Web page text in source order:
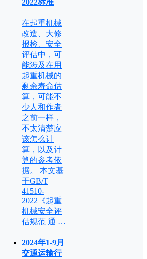
在起重机械
改造、大修
报检、安全
评估中，可
能涉及在用
起重机械的
剩余寿命估
算，可能不
少人和作者
之前一样，
不太清楚应
该怎么计
算，以及计
算的参考依
据。 本文基
于GB/T
41510-
2022《起重
机械安全评
估规范 通 …
2024年1-9月
交通运输行